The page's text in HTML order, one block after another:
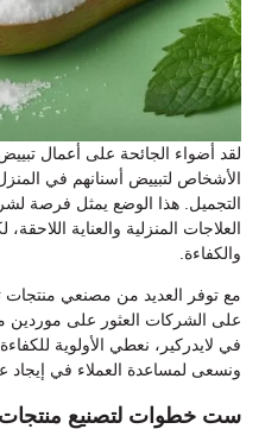
لقد أضواء الجائحة على أعمال
الأشخاص لتبييض أسنانهم في
التجميل. هذا الوضع يمثل فرصة
العلاجات المنزلية والعناية
والكفاءة.
مع توفر العديد من مصنعي
على الشركات العثور على موردين
في لايدركير، نعطي الأولوية
ونسعى لمساعدة العملاء في إيجاد
ست خطوات لتصنيع منتجات